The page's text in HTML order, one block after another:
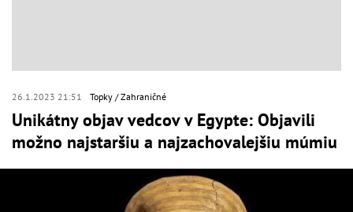
26.1.2023 21:51 Topky Zahraničné
Unikátny objav vedcov v Egypte: Objavili
možno najstaršiu a najzachovalejšiu múmiu